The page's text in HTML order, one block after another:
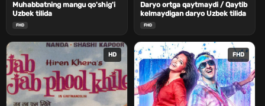
Muhabbatning mangu qo'shig'i
Uzbek tilida
FHD
Daryo ortga qaytmaydi / Qaytib
kelmaydigan daryo Uzbek tilida
FHD
HD FHD